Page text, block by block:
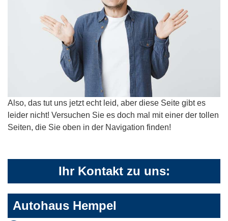
Also, das tut uns jetzt echt leid, aber diese Seite gibt es
leider nicht! Versuchen Sie es doch mal mit einer der tollen
Seiten, die Sie oben in der Navigation finden!
Ihr Kontakt zu uns:
Autohaus Hempel